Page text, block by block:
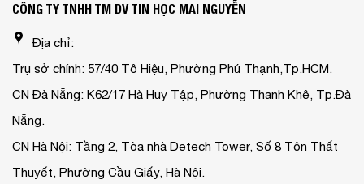
CÔNG TY TNHH TM DV TIN HỌC MAI NGUYỄN
Địa chỉ:
Trụ sở chính: 57/40 Tô Hiệu, Phường Phú Thạnh,Tp.HCM.
CN Đà Nẵng: K62/17 Hà Huy Tập, Phường Thanh Khê, Tp.Đà
Nẵng.
CN Hà Nội: Tầng 2, Tòa nhà Detech Tower, Số 8 Tôn Thất
Thuyết, Phường Cầu Giấy, Hà Nội.